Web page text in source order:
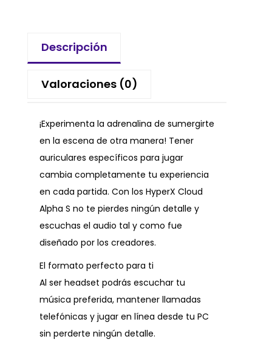
Descripción
Valoraciones (0)
¡Experimenta la adrenalina de sumergirte
en la escena de otra manera! Tener
auriculares específicos para jugar
cambia completamente tu experiencia
en cada partida. Con los HyperX Cloud
Alpha S no te pierdes ningún detalle y
escuchas el audio tal y como fue
diseñado por los creadores.
El formato perfecto para ti
Al ser headset podrás escuchar tu
música preferida, mantener llamadas
telefónicas y jugar en línea desde tu PC
sin perderte ningún detalle.